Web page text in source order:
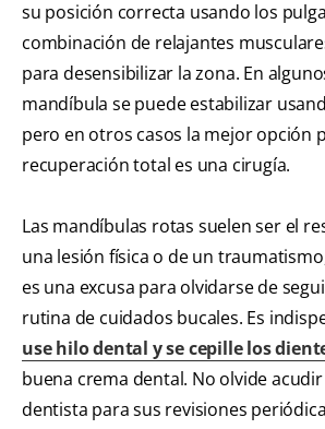
su posición correcta usando los
combinación de relajantes
para desensibilizar la zona. En
mandíbula se puede estabilizar
pero en otros casos la mejor opción
recuperación total es una cirugía.
Las mandíbulas rotas suelen ser el
una lesión física o de un
es una excusa para olvidarse de
rutina de cuidados bucales. Es
use hilo dental y se cepille los
buena crema dental. No olvide
dentista para sus revisiones